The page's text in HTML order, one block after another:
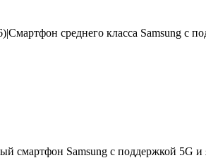
среднего класса Samsung с
смартфон Samsung с поддержкой 5G